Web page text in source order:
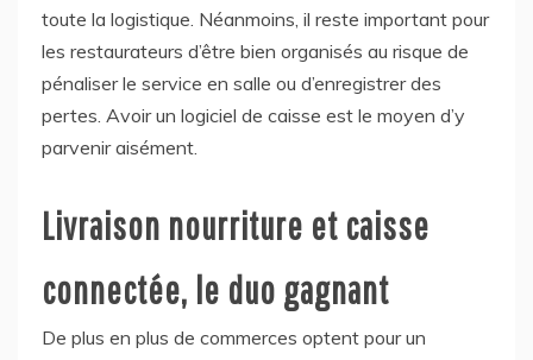
toute la logistique. Néanmoins, il reste important pour
les restaurateurs d’être bien organisés au risque de
pénaliser le service en salle ou d’enregistrer des
pertes. Avoir un logiciel de caisse est le moyen d’y
parvenir aisément.
Livraison nourriture et caisse
connectée, le duo gagnant
De plus en plus de commerces optent pour un